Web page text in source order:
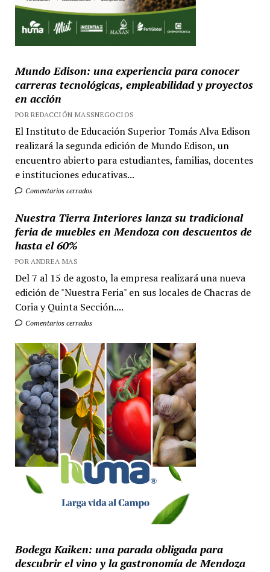
Mundo Edison: una experiencia para conocer
carreras tecnológicas, empleabilidad y proyectos
en acción
POR REDACCIÓN MASSNEGOCIOS
El Instituto de Educación Superior Tomás Alva Edison
realizará la segunda edición de Mundo Edison, un
encuentro abierto para estudiantes, familias, docentes
e instituciones educativas...
Comentarios cerrados
Nuestra Tierra Interiores lanza su tradicional
feria de muebles en Mendoza con descuentos de
hasta el 60%
POR ANDREA MAS
Del 7 al 15 de agosto, la empresa realizará una nueva
edición de "Nuestra Feria" en sus locales de Chacras de
Coria y Quinta Sección....
Comentarios cerrados
Bodega Kaiken: una parada obligada para
descubrir el vino y la gastronomía de Mendoza